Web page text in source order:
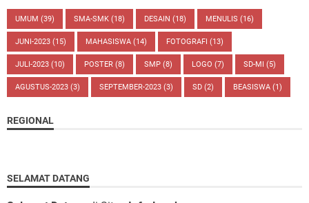
UMUM (39) SMA-SMK (18) DESAIN (18) MENULIS (16)
JUNI-2023 (15) MAHASISWA (14) FOTOGRAFI (13)
JULI-2023 (10) POSTER (8) SMP (8) LOGO (7) SD-MI (5)
AGUSTUS-2023 (3) SEPTEMBER-2023 (3) SD (2) BEASISWA (1)
REGIONAL
SELAMAT DATANG